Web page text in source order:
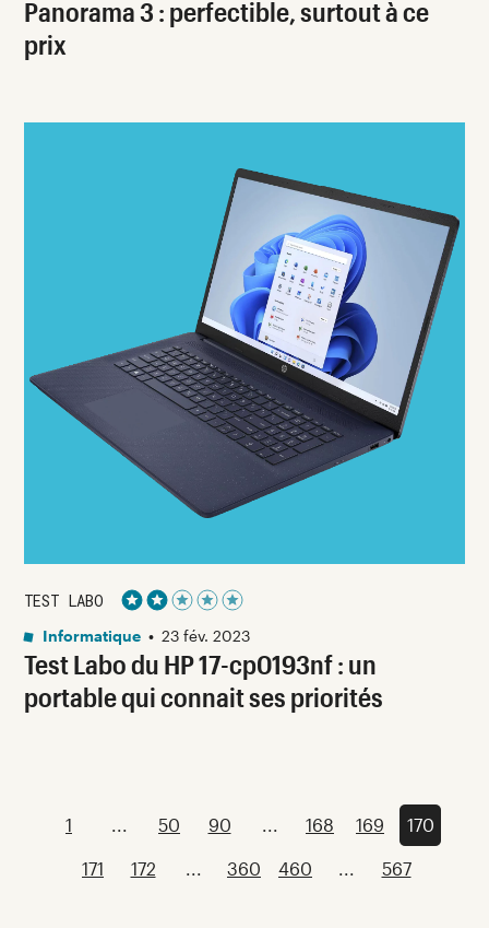
Panorama 3 : perfectible, surtout à ce
prix
Test Labo du HP 17-cp0193nf : un
portable qui connait ses priorités
TEST LABO
Noté 2 étoiles sur 5
Informatique • 23 fév. 2023
1 ... 50 90 ... 168 169 170
171 172 ... 360 460 ... 567